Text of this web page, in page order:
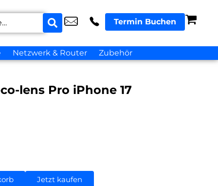
Termin Buchen
Netzwerk & Router Zubehör
lens Pro iPhone 17
Jetzt kaufen